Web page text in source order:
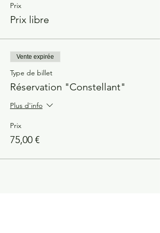
Prix
Prix libre
Vente expirée
Type de billet
Réservation "Constellant"
Plus d'info
Prix
75,00 €